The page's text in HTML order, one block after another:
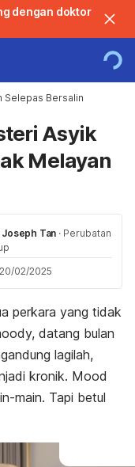
dengan doktor
Selepas Bersalin
Asyik
Melayan
Joseph Tan · Perubatan
02/2025
perkara yang tidak
datang bulan
lagilah,
kronik. Mood
main. Tapi betul